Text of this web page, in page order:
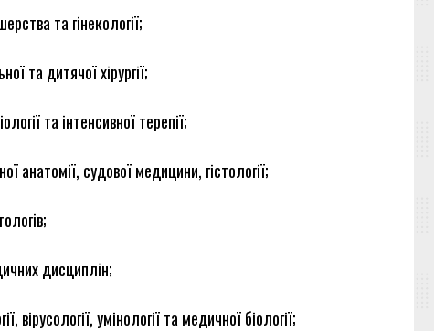
та гінекології;
та дитячої хірургії;
та інтенсивної терепії;
судової медицини, гістології;
дисциплін;
умінології та медичної біології;